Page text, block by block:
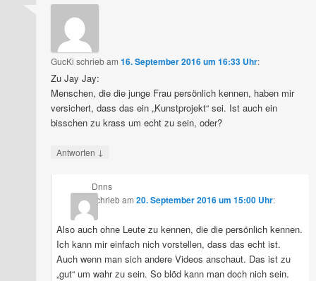
GucKi schriebam16. September 2016 um 16:33 Uhr:
Zu Jay Jay:
Menschen, die die junge Frau persönlich kennen, haben mir
versichert, dass das ein „Kunstprojekt“ sei. Ist auch ein
bisschen zu krass um echt zu sein, oder?
Antworten ↓
Dnns
schriebam 20. September 2016 um 15:00 Uhr:
Also auch ohne Leute zu kennen, die die persönlich kennen.
Ich kann mir einfach nich vorstellen, dass das echt ist.
Auch wenn man sich andere Videos anschaut. Das ist zu
„gut“ um wahr zu sein. So blöd kann man doch nich sein.